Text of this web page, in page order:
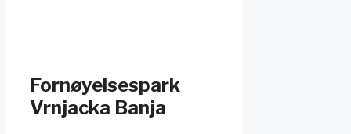
Fornøyelsespark
Vrnjacka Banja